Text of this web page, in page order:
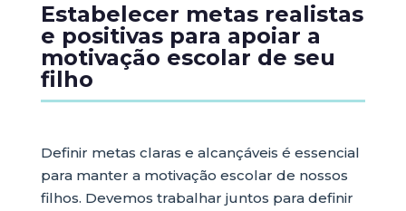
Estabelecer metas realistas
e positivas para apoiar a
motivação escolar de seu
filho
Definir metas claras e alcançáveis é essencial
para manter a motivação escolar de nossos
filhos. Devemos trabalhar juntos para definir